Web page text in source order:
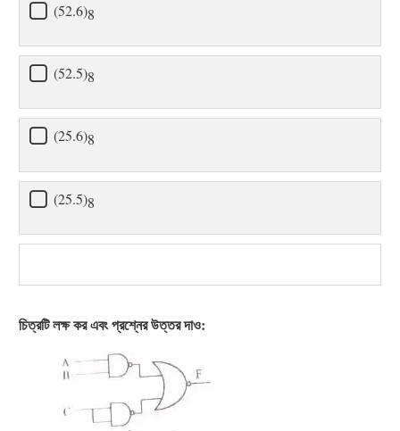
(52.6)8
(52.5)8
(25.6)8
(25.5)8
চিত্রটি লক্ষ কর এবং প্রশ্নের উত্তর দাও: